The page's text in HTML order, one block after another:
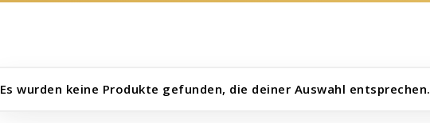
Es wurden keine Produkte gefunden, die deiner Auswahl entsprechen.